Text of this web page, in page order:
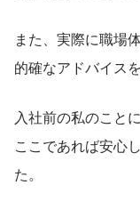
また、実際に職場
的確なアドバイス
入社前の私のこと
ここであれば安心
た。